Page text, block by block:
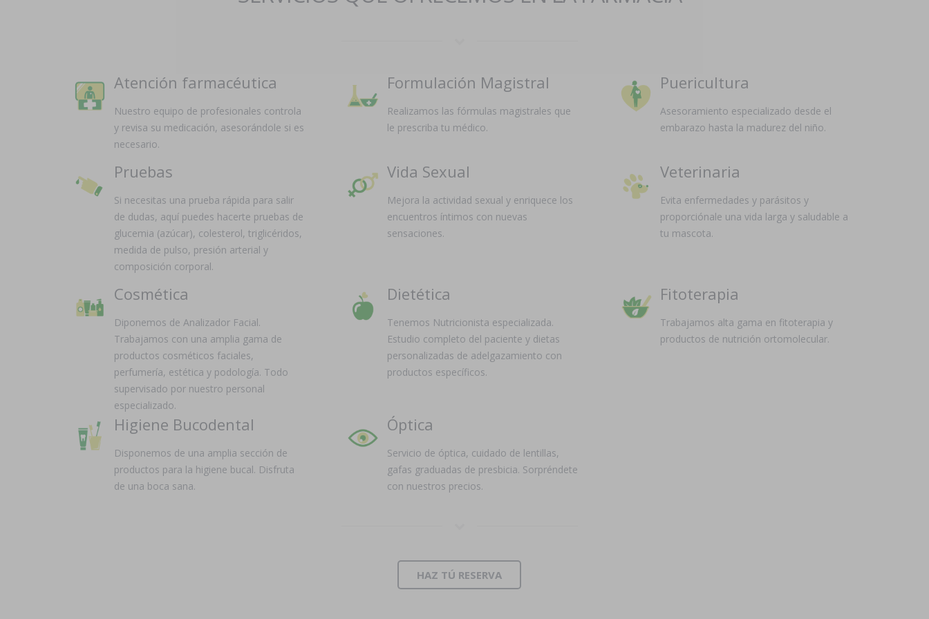
Atención farmacéutica
Nuestro equipo de profesionales controla
y revisa su medicación, asesorándole si es
necesario.
Formulación Magistral
Realizamos las fórmulas magistrales que
le prescriba tu médico.
Puericultura
Asesoramiento especializado desde el
embarazo hasta la madurez del niño.
Pruebas
Si necesitas una prueba rápida para salir
de dudas, aquí puedes hacerte pruebas de
glucemia (azúcar), colesterol, triglicéridos,
medida de pulso, presión arterial y
composición corporal.
Vida Sexual
Mejora la actividad sexual y enriquece los
encuentros íntimos con nuevas
sensaciones.
Veterinaria
Evita enfermedades y parásitos y
proporciónale una vida larga y saludable a
tu mascota.
Cosmética
Diponemos de Analizador Facial.
Trabajamos con una amplia gama de
productos cosméticos faciales,
perfumería, estética y podología. Todo
supervisado por nuestro personal
especializado.
Dietética
Tenemos Nutricionista especializada.
Estudio completo del paciente y dietas
personalizadas de adelgazamiento con
productos específicos.
Fitoterapia
Trabajamos alta gama en fitoterapia y
productos de nutrición ortomolecular.
Higiene Bucodental
Disponemos de una amplia sección de
productos para la higiene bucal. Disfruta
de una boca sana.
Óptica
Servicio de óptica, cuidado de lentillas,
gafas graduadas de presbicia. Sorpréndete
con nuestros precios.
HAZ TÚ RESERVA